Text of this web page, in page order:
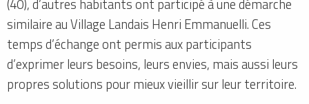
(40), d’autres habitants ont participé à une démarche
similaire au Village Landais Henri Emmanuelli. Ces
temps d’échange ont permis aux participants
d’exprimer leurs besoins, leurs envies, mais aussi leurs
propres solutions pour mieux vieillir sur leur territoire.